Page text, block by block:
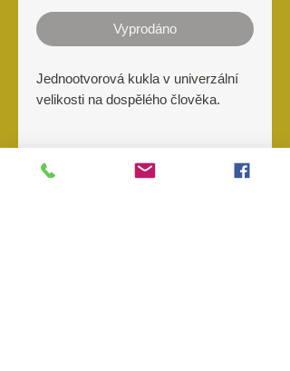
Vyprodáno
Jednootvorová kukla v univerzální
velikosti na dospělého člověka.